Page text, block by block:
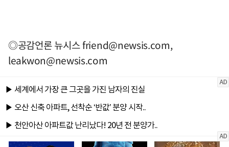
◎공감언론 뉴시스friend@newsis.com,
leakwon@newsis.com